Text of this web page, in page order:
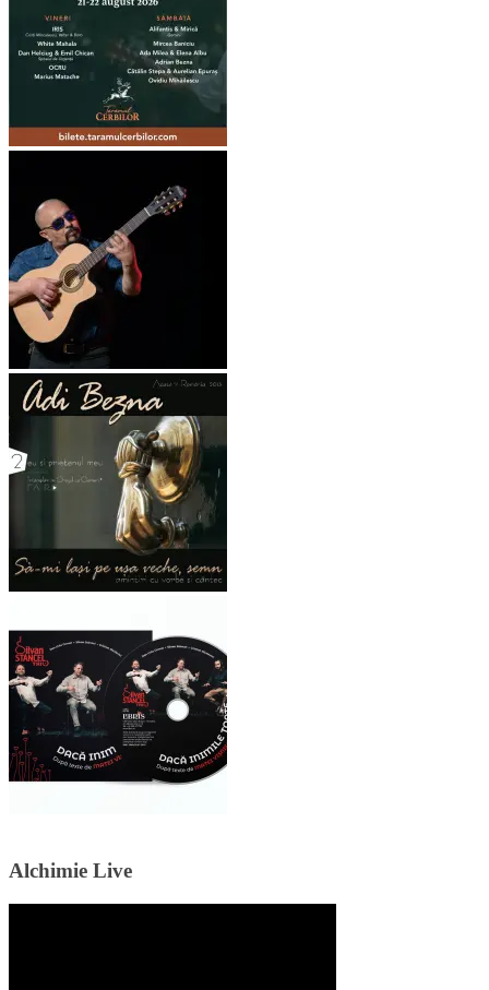
Alchimie Live